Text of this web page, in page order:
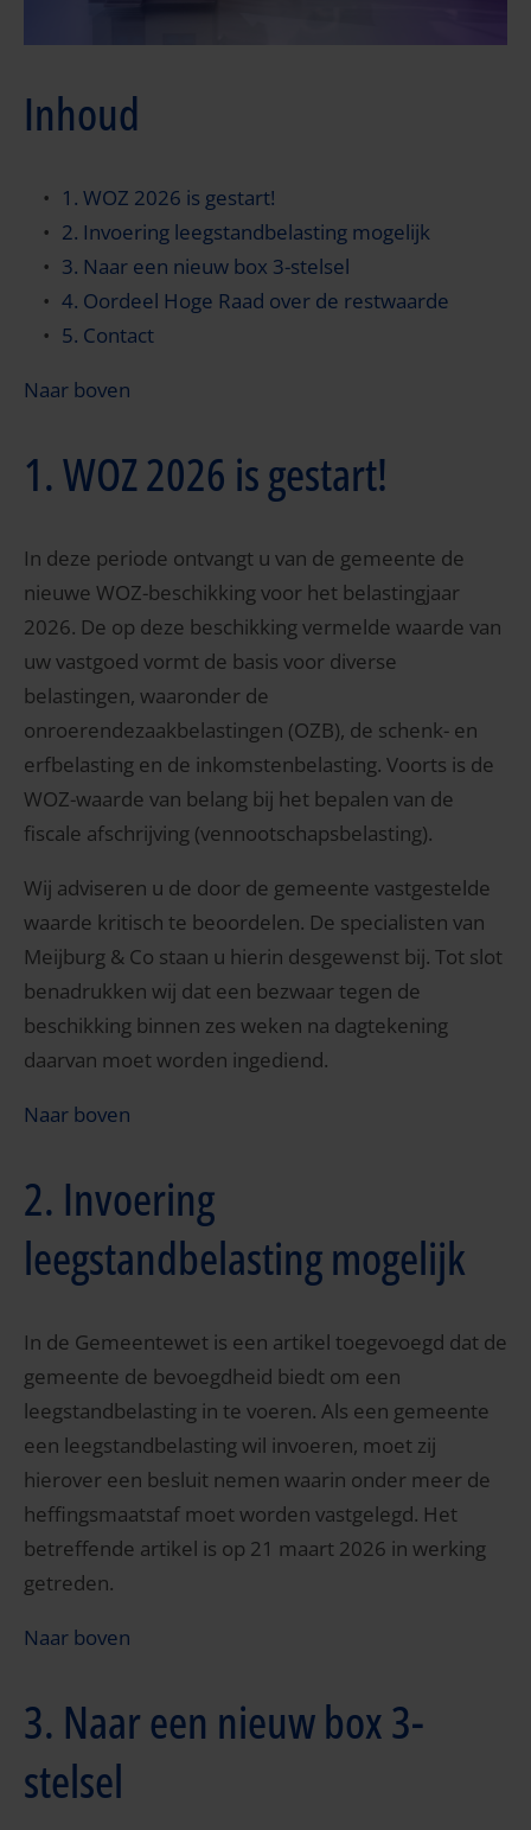
Inhoud
1. WOZ 2026 is gestart!
2. Invoering leegstandbelasting mogelijk
3. Naar een nieuw box 3-stelsel
4. Oordeel Hoge Raad over de restwaarde
5. Contact
Naar boven
1. WOZ 2026 is gestart!
In deze periode ontvangt u van de gemeente de
nieuwe WOZ-beschikking voor het belastingjaar
2026. De op deze beschikking vermelde waarde van
uw vastgoed vormt de basis voor diverse
belastingen, waaronder de
onroerendezaakbelastingen (OZB), de schenk- en
erfbelasting en de inkomstenbelasting. Voorts is de
WOZ-waarde van belang bij het bepalen van de
fiscale afschrijving (vennootschapsbelasting).
Wij adviseren u de door de gemeente vastgestelde
waarde kritisch te beoordelen. De specialisten van
Meijburg & Co staan u hierin desgewenst bij. Tot slot
benadrukken wij dat een bezwaar tegen de
beschikking binnen zes weken na dagtekening
daarvan moet worden ingediend.
Naar boven
2. Invoering
leegstandbelasting mogelijk
In de Gemeentewet is een artikel toegevoegd dat de
gemeente de bevoegdheid biedt om een
leegstandbelasting in te voeren. Als een gemeente
een leegstandbelasting wil invoeren, moet zij
hierover een besluit nemen waarin onder meer de
heffingsmaatstaf moet worden vastgelegd. Het
betreffende artikel is op 21 maart 2026 in werking
getreden.
Naar boven
3. Naar een nieuw box 3-
stelsel